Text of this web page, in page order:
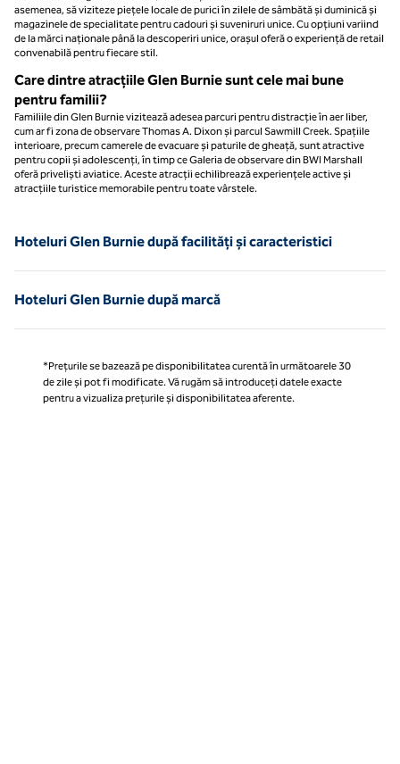
asemenea, să viziteze piețele locale de purici în zilele de sâmbătă și duminică și
magazinele de specialitate pentru cadouri și suveniruri unice. Cu opțiuni variind
de la mărci naționale până la descoperiri unice, orașul oferă o experiență de retail
convenabilă pentru fiecare stil.
Care dintre atracțiile Glen Burnie sunt cele mai bune
pentru familii?
Familiile din Glen Burnie vizitează adesea parcuri pentru distracție în aer liber,
cum ar fi zona de observare Thomas A. Dixon și parcul Sawmill Creek. Spațiile
interioare, precum camerele de evacuare și paturile de gheață, sunt atractive
pentru copii și adolescenți, în timp ce Galeria de observare din BWI Marshall
oferă priveliști aviatice. Aceste atracții echilibrează experiențele active și
atracțiile turistice memorabile pentru toate vârstele.
Hoteluri Glen Burnie după facilități și caracteristici
Hoteluri Glen Burnie după marcă
*Prețurile se bazează pe disponibilitatea curentă în următoarele 30
de zile și pot fi modificate. Vă rugăm să introduceți datele exacte
pentru a vizualiza prețurile și disponibilitatea aferente.